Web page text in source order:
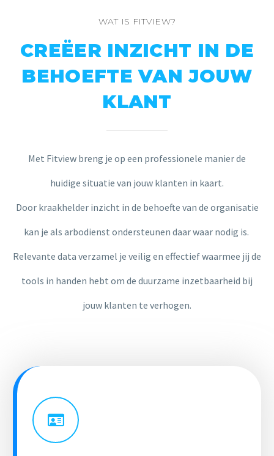
WAT IS FITVIEW?
CREËER INZICHT IN DE
BEHOEFTE VAN JOUW
KLANT
Met Fitview breng je op een professionele manier de
huidige situatie van jouw klanten in kaart.
Door kraakhelder inzicht in de behoefte van de organisatie
kan je als arbodienst ondersteunen daar waar nodig is.
Relevante data verzamel je veilig en effectief waarmee jij de
tools in handen hebt om de duurzame inzetbaarheid bij
jouw klanten te verhogen.